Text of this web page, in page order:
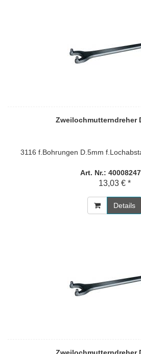
Zweilochmutterndreher
3116 f.Bohrungen D.5mm
Art. Nr.:
13,03 € *
Details
Zweilochmutterndreher